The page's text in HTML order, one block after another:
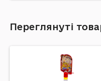
Переглянуті